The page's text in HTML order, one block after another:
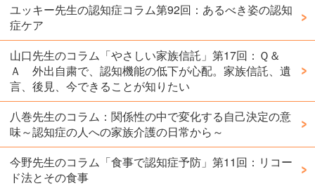
ユッキー先生の認知症コラム第92回：あるべき姿の認知
症ケア
山口先生のコラム「やさしい家族信託」第17回：Ｑ＆
Ａ 外出自粛で、認知機能の低下が心配。家族信託、遺
言、後見、今できることが知りたい
八巻先生のコラム：関係性の中で変化する自己決定の意
味～認知症の人への家族介護の日常から～
今野先生のコラム「食事で認知症予防」第11回：リコー
ド法とその食事